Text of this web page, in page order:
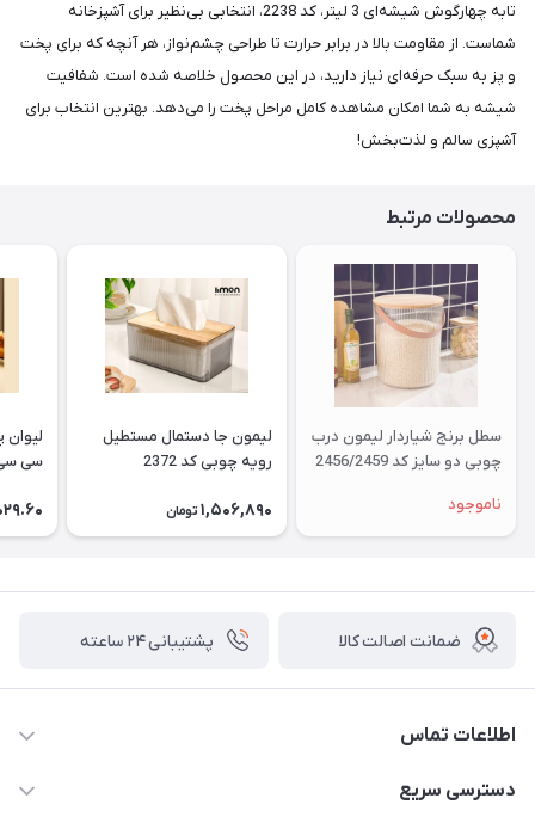
تابه چهارگوش شیشه‌ای 3 لیتر، کد 2238، انتخابی بی‌نظیر برای آشپزخانه
شماست. از مقاومت بالا در برابر حرارت تا طراحی چشم‌نواز، هر آنچه که برای پخت
و پز به سبک حرفه‌ای نیاز دارید، در این محصول خلاصه شده است. شفافیت
شیشه به شما امکان مشاهده کامل مراحل پخت را می‌دهد. بهترین انتخاب برای
آشپزی سالم و لذت‌بخش!
محصولات مرتبط
سطل برنج شیاردار لیمون درب
چوبی دو سایز کد 2456/2459
ناموجود
لیمون جا دستمال مستطیل
رویه چوبی کد 2372
1,506,890 تومان
سی سی
ضمانت اصالت کالا پشتیبانی ۲۴ ساعته
اطلاعات تماس
02177408855 و شماره واتس آپ 09126894295
دسترسی سریع